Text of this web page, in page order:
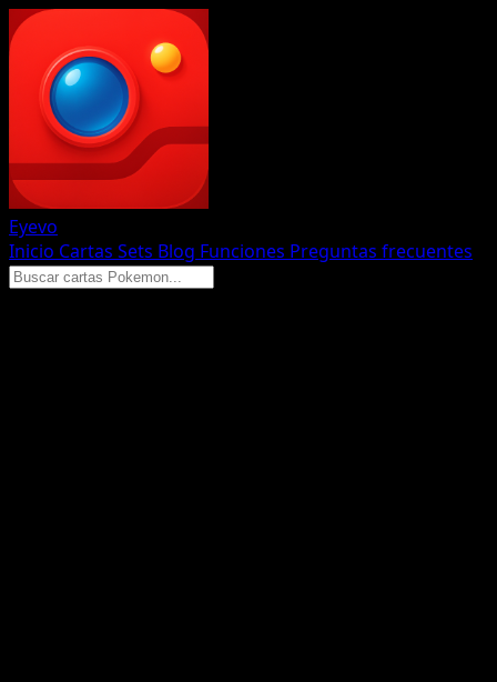
Eyevo
Inicio Cartas Sets Blog Funciones Preguntas frecuentes